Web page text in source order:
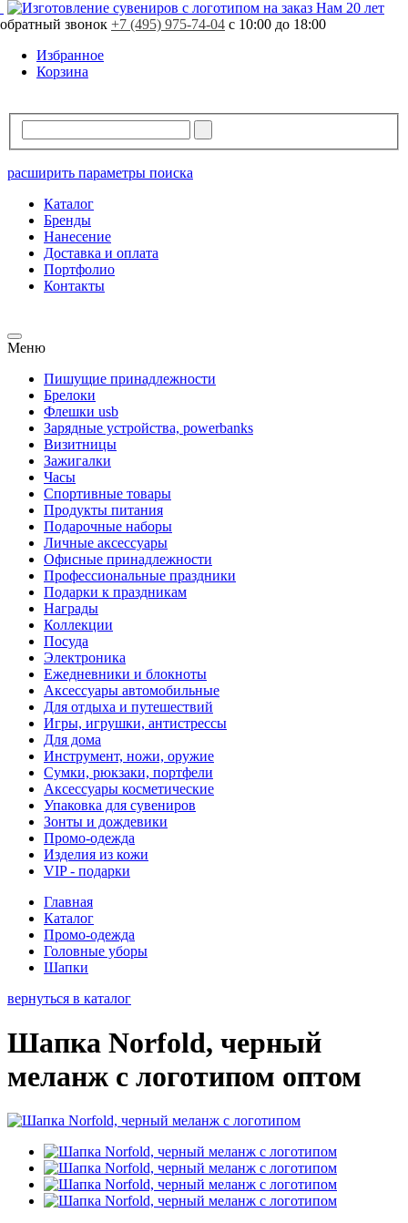
Нам 20 лет
обратный звонок +7 (495) 975-74-04 с 10:00 до 18:00
Избранное
Корзина
расширить параметры поиска
Каталог
Бренды
Нанесение
Доставка и оплата
Портфолио
Контакты
Меню
Пишущие принадлежности
Брелоки
Флешки usb
Зарядные устройства, powerbanks
Визитницы
Зажигалки
Часы
Спортивные товары
Продукты питания
Подарочные наборы
Личные аксессуары
Офисные принадлежности
Профессиональные праздники
Подарки к праздникам
Награды
Коллекции
Посуда
Электроника
Ежедневники и блокноты
Аксессуары автомобильные
Для отдыха и путешествий
Игры, игрушки, антистрессы
Для дома
Инструмент, ножи, оружие
Сумки, рюкзаки, портфели
Аксессуары косметические
Упаковка для сувениров
Зонты и дождевики
Промо-одежда
Изделия из кожи
VIP - подарки
Главная
Каталог
Промо-одежда
Головные уборы
Шапки
вернуться в каталог
Шапка Norfold, черный
меланж с логотипом оптом
Свободно757 шт.
В резерве 0 шт.